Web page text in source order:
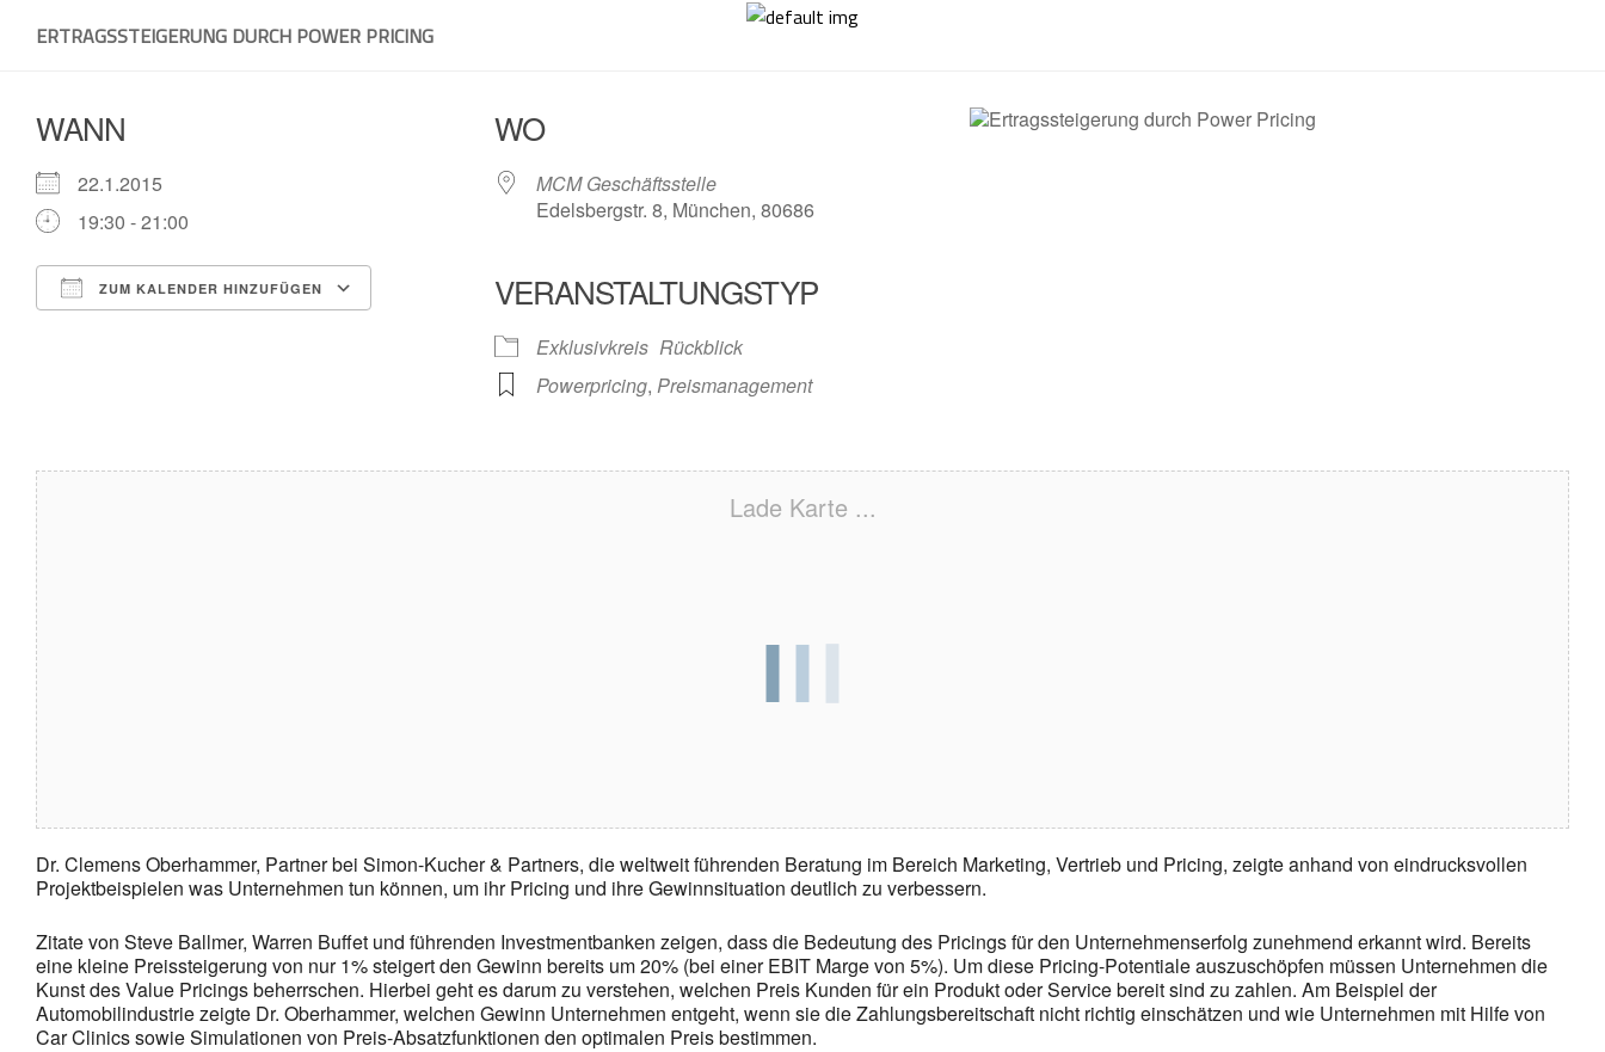
ERTRAGSSTEIGERUNG DURCH POWER PRICING
WANN
22.1.2015
19:30 - 21:00
ZUM KALENDER HINZUFÜGEN
WO
MCM Geschäftsstelle
Edelsbergstr. 8, München, 80686
VERANSTALTUNGSTYP
Exklusivkreis Rückblick
Powerpricing, Preismanagement
Lade Karte ...
Dr. Clemens Oberhammer, Partner bei Simon-Kucher & Partners, die weltweit führenden Beratung im Bereich Marketing, Vertrieb und Pricing, zeigte anhand von eindrucksvollen
Projektbeispielen was Unternehmen tun können, um ihr Pricing und ihre Gewinnsituation deutlich zu verbessern.
Zitate von Steve Ballmer, Warren Buffet und führenden Investmentbanken zeigen, dass die Bedeutung des Pricings für den Unternehmenserfolg zunehmend erkannt wird. Bereits
eine kleine Preissteigerung von nur 1% steigert den Gewinn bereits um 20% (bei einer EBIT Marge von 5%). Um diese Pricing-Potentiale auszuschöpfen müssen Unternehmen die
Kunst des Value Pricings beherrschen. Hierbei geht es darum zu verstehen, welchen Preis Kunden für ein Produkt oder Service bereit sind zu zahlen. Am Beispiel der
Automobilindustrie zeigte Dr. Oberhammer, welchen Gewinn Unternehmen entgeht, wenn sie die Zahlungsbereitschaft nicht richtig einschätzen und wie Unternehmen mit Hilfe von
Car Clinics sowie Simulationen von Preis-Absatzfunktionen den optimalen Preis bestimmen.